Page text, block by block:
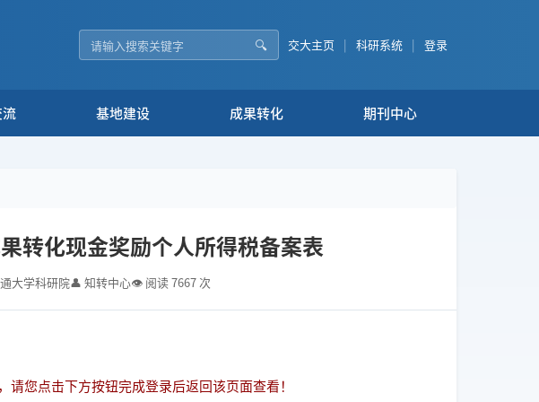
🔍 交大主页 | 科研系统 | 登录
基地建设 成果转化 期刊中心
转化现金奖励个人所得税备案表
大学科研院👤 知转中心👁 阅读 7667 次
您点击下方按钮完成登录后返回该页面查看！